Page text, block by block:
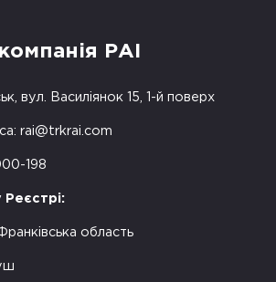
РАІ
вул. Василіянок 15, 1-й поверх
rai@trkrai.com
198
Реєстрі:
область